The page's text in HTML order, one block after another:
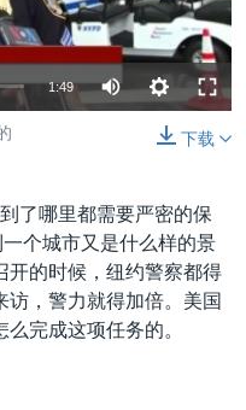
1:49
下载
了哪里都需要严密的保
个城市又是什么样的景
开的时候，纽约警察都得
，警力就得加倍。美国
完成这项任务的。